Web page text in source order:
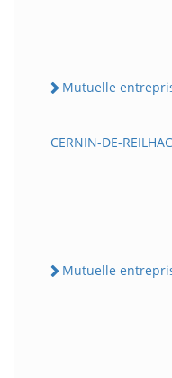
Mutuelle
CERNIN-DE-REILHAC
Mutuelle